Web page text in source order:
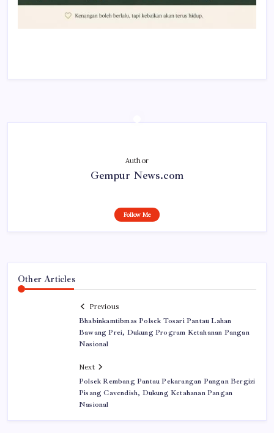
Author
Gempur News.com
Follow Me
Other Articles
Previous
Bhabinkamtibmas Polsek Tosari Pantau Lahan
Bawang Prei, Dukung Program Ketahanan Pangan
Nasional
Next
Polsek Rembang Pantau Pekarangan Pangan Bergizi
Pisang Cavendish, Dukung Ketahanan Pangan
Nasional